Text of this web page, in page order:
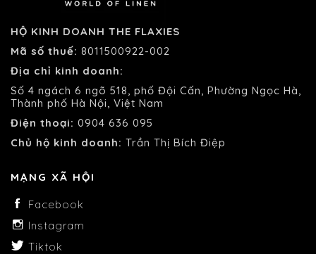
HỘ KINH DOANH THE FLAXIES
Mã số thuế: 8011500922-002
Địa chỉ kinh doanh:
Số 4 ngách 6 ngõ 518, phố Đội Cấn, Phường Ngọc Hà,
Thành phố Hà Nội, Việt Nam
Điện thoại: 0904 636 095
Chủ hộ kinh doanh: Trần Thị Bích Điệp
MẠNG XÃ HỘI
Facebook
Instagram
Tiktok